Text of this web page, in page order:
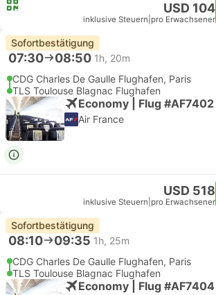
USD 104
inklusive Steuern pro Erwachsener
Sofortbestätigung
07:30 08:50 1h, 20m
CDG Charles De Gaulle Flughafen, Paris
TLS Toulouse Blagnac Flughafen
Economy | Flug #AF7402
Air France
USD 518
inklusive Steuern pro Erwachsener
Sofortbestätigung
08:10 09:35 1h, 25m
CDG Charles De Gaulle Flughafen, Paris
TLS Toulouse Blagnac Flughafen
Economy | Flug #AF7404